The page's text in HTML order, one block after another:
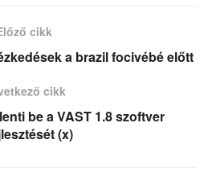
cikk
a brazil focivébé előtt
cikk
be a VAST 1.8 szoftver
(x)